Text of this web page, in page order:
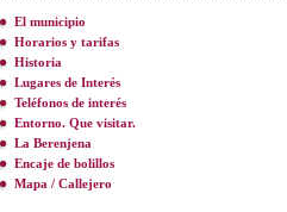
El municipio
Horarios y tarifas
Historia
Lugares de Interés
Teléfonos de interés
Entorno. Que visitar.
La Berenjena
Encaje de bolillos
Mapa / Callejero